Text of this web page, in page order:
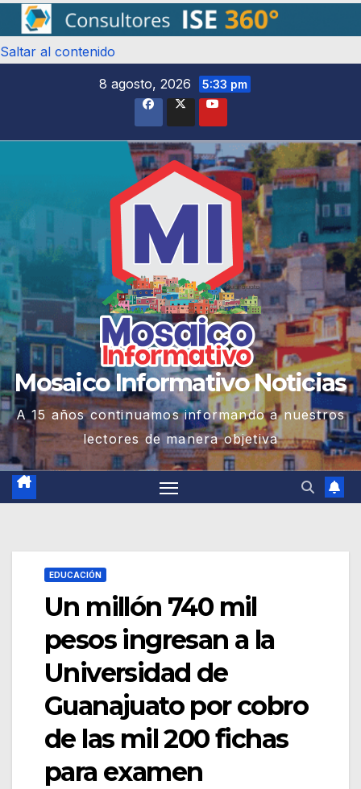
Saltar al contenido
8 agosto, 2026
5:33 pm
Mosaico Informativo Noticias
A 15 años continuamos informando a nuestros
lectores de manera objetiva
EDUCACIÓN
Un millón 740 mil
pesos ingresan a la
Universidad de
Guanajuato por cobro
de las mil 200 fichas
para examen